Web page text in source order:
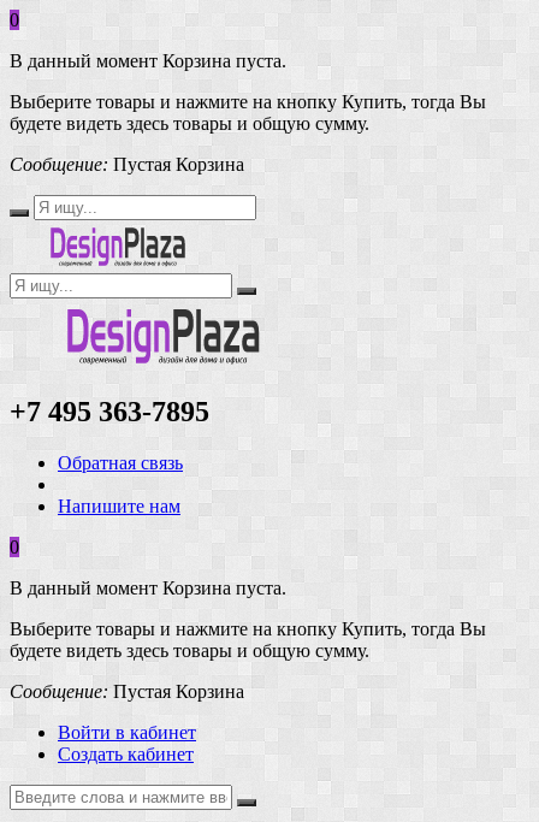
0
В данный момент Корзина пуста.
Выберите товары и нажмите на кнопку Купить, тогда Вы
будете видеть здесь товары и общую сумму.
Сообщение: Пустая Корзина
+7 495 363-7895
Обратная связь
Напишите нам
0
В данный момент Корзина пуста.
Выберите товары и нажмите на кнопку Купить, тогда Вы
будете видеть здесь товары и общую сумму.
Сообщение: Пустая Корзина
Войти в кабинет
Создать кабинет